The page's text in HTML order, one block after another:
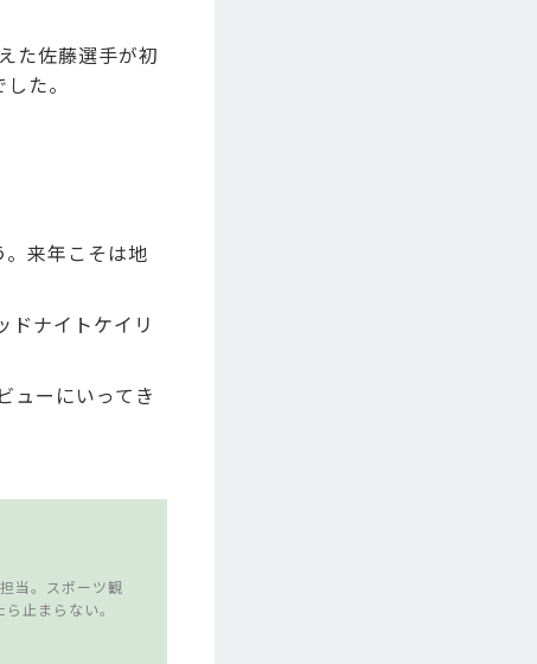
た佐藤選手が初
た。
来年こそは地
ドナイトケイリ
ューにいってき
当。スポーツ観
止まらない。